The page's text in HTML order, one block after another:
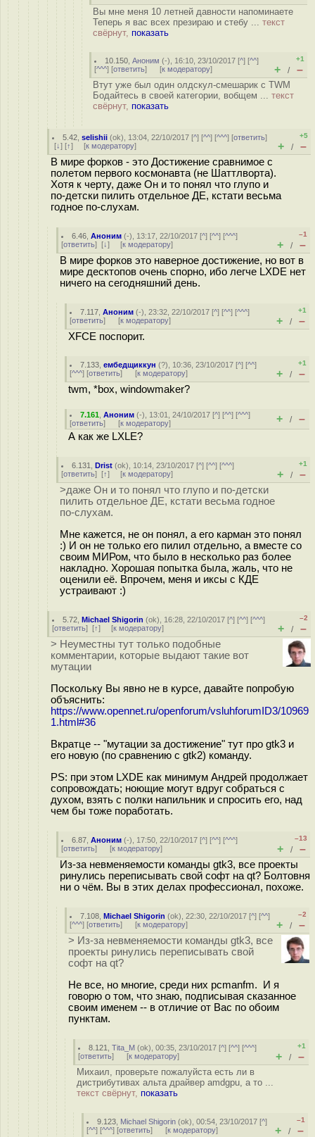
Вы мне меня 10 летней давности напоминаете
Теперь я вас всех презираю и стебу ... текст
свёрнут, показать
10.150 ,Аноним (-), 16:10, 23/10/2017 [^] [^^]
[^^^] [ответить] [к модератору]
+1
+ / –
Втут уже был один олдскул-смешарик с TWM
Бодайтесь в своей категории, вобщем ... текст
свёрнут, показать
5.42 ,selishii (ok), 13:04, 22/10/2017 [^] [^^] [^^^] [ответить]
[↓] [↑] [к модератору]
+5
+ / –
В мире форков - это Достижение сравнимое с
полетом первого космонaвтa (не Шаттлворта).
Хотя к черту, даже Он и то понял что глупо и
по-детски пилить отдельное ДЕ, кстати весьма
годное по-слухам.
6.46 ,Аноним (-), 13:17, 22/10/2017 [^] [^^] [^^^]
[ответить] [↓] [к модератору]
–1
+ / –
В мире форков это наверное достижение, но вот в
мире десктопов очень спорно, ибо легче LXDE нет
ничего на сегодняшний день.
7.117 ,Аноним (-), 23:32, 22/10/2017 [^] [^^] [^^^]
[ответить] [к модератору]
+1
+ / –
XFCE поспорит.
7.133 ,ембедщиккун (?), 10:36, 23/10/2017 [^] [^^]
[^^^] [ответить] [к модератору]
+1
+ / –
twm, *box, windowmaker?
7.161 ,Аноним (-), 13:01, 24/10/2017 [^] [^^] [^^^]
[ответить] [к модератору] + / –
А как же LXLE?
6.131 ,Drist (ok), 10:14, 23/10/2017 [^] [^^] [^^^]
[ответить] [↑] [к модератору]
+1
+ / –
>даже Он и то понял что глупо и по-детски
пилить отдельное ДЕ, кстати весьма годное
по-слухам.
Мне кажется, не он понял, а его карман это понял
:) И он не только его пилил отдельно, а вместе со
своим МИРом, что было в несколько раз более
накладно. Хорошая попытка была, жаль, что не
оценили её. Впрочем, меня и иксы с КДЕ
устраивают :)
5.72 ,Michael Shigorin (ok), 16:28, 22/10/2017 [^] [^^] [^^^]
[ответить] [↑] [к модератору]
–2
+ / –
> Неуместны тут только подобные
комментарии, которые выдают такие вот
мутации
Поскольку Вы явно не в курсе, давайте попробую
объяснить:
https://www.opennet.ru/openforum/vsluhforumID3/10969
1.html#36
Вкратце -- "мутации за достижение" тут про gtk3 и
его новую (по сравнению с gtk2) команду.
PS: при этом LXDE как минимум Андрей продолжает
сопровождать; ноющие могут вдруг собраться с
духом, взять с полки напильник и спросить его, над
чем бы тоже поработать.
6.87 ,Аноним (-), 17:50, 22/10/2017 [^] [^^] [^^^]
[ответить] [к модератору]
–13
+ / –
Из-за невменяемости команды gtk3, все проекты
ринулись переписывать свой софт на qt? Болтовня
ни о чём. Вы в этих делах профессионал, похоже.
7.108 ,Michael Shigorin (ok), 22:30, 22/10/2017 [^] [^^]
[^^^] [ответить] [к модератору]
–2
+ / –
> Из-за невменяемости команды gtk3, все
проекты ринулись переписывать свой
софт на qt?
Не все, но многие, среди них pcmanfm. И я
говорю о том, что знаю, подписывая сказанное
своим именем -- в отличие от Вас по обоим
пунктам.
8.121 ,Tita_M (ok), 00:35, 23/10/2017 [^] [^^] [^^^]
[ответить] [к модератору]
+1
+ / –
Михаил, проверьте пожалуйста есть ли в
дистрибутивах альта драйвер amdgpu, а то ...
текст свёрнут, показать
9.123 Michael Shigorin (ok), 00:54, 23/10/2017 [^]
[^^] [^^^] [ответить] [к модератору]
–1
+ / –